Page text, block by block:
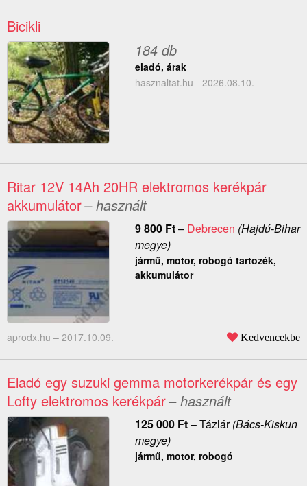
Bicikli
184 db
eladó, árak
hasznaltat.hu - 2026.08.10.
Ritar 12V 14Ah 20HR elektromos kerékpár
akkumulátor– használt
9 800 Ft– Debrecen (Hajdú-Bihar
megye)
jármű, motor, robogó tartozék,
akkumulátor
aprodx.hu – 2017.10.09. Kedvencekbe
Eladó egy suzuki gemma motorkerékpár és egy
Lofty elektromos kerékpár– használt
125 000 Ft–Tázlár(Bács-Kiskun
megye)
jármű, motor, robogó